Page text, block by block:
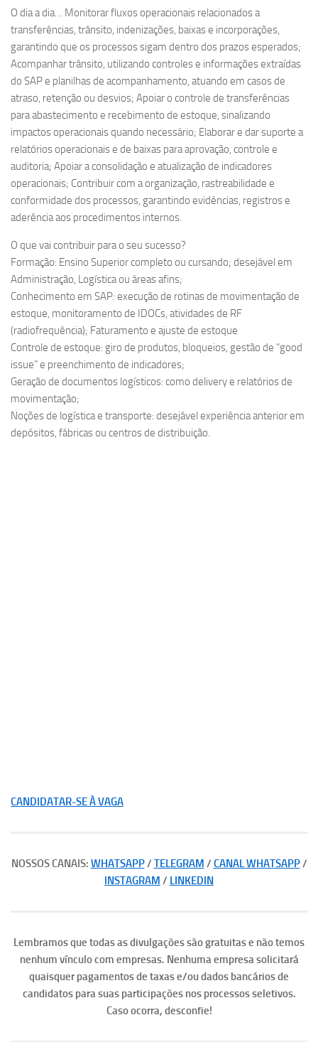
O dia a dia…​ Monitorar fluxos operacionais relacionados a
transferências, trânsito, indenizações, baixas e incorporações,
garantindo que os processos sigam dentro dos prazos esperados;​
Acompanhar trânsito, utilizando controles e informações extraídas
do SAP e planilhas de acompanhamento, atuando em casos de
atraso, retenção ou desvios;​ Apoiar o controle de transferências
para abastecimento e recebimento de estoque, sinalizando
impactos operacionais quando necessário;​ Elaborar e dar suporte a
relatórios operacionais e de baixas para aprovação, controle e
auditoria;​ Apoiar a consolidação e atualização de indicadores
operacionais;​ Contribuir com a organização, rastreabilidade e
conformidade dos processos, garantindo evidências, registros e
aderência aos procedimentos internos.​
O que vai contribuir para o seu sucesso?​
Formação: Ensino Superior completo ou cursando; desejável em
Administração, Logística ou áreas afins;​
Conhecimento em SAP: execução de rotinas de movimentação de
estoque, monitoramento de IDOCs, atividades de RF
(radiofrequência); Faturamento e ajuste de estoque​
Controle de estoque: giro de produtos, bloqueios, gestão de “good
issue” e preenchimento de indicadores;​
Geração de documentos logísticos: como delivery e relatórios de
movimentação;​
Noções de logística e transporte: desejável experiência anterior em
depósitos, fábricas ou centros de distribuição.​
CANDIDATAR-SE À VAGA
NOSSOS CANAIS: WHATSAPP/ TELEGRAM / CANAL WHATSAPP/
INSTAGRAM / LINKEDIN
Lembramos que todas as divulgações são gratuitas e não temos
nenhum vínculo com empresas. Nenhuma empresa solicitará
quaisquer pagamentos de taxas e/ou dados bancários de
candidatos para suas participações nos processos seletivos.
Caso ocorra, desconfie!